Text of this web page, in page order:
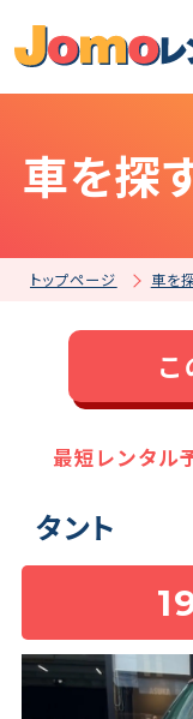
保険・
よくあ
トップページ
Jomoレン
店舗一覧
ご利用案内
車を探
トップページ 車を
最短レンタル
タント